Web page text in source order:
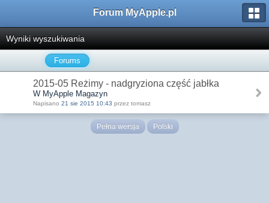
Forum MyApple.pl
Wyniki wyszukiwania
Forums
2015-05 Reżimy - nadgryziona część jabłka
W MyApple Magazyn
Napisano 21 sie 2015 10:43 przez tomasz
Pełna wersja Polski